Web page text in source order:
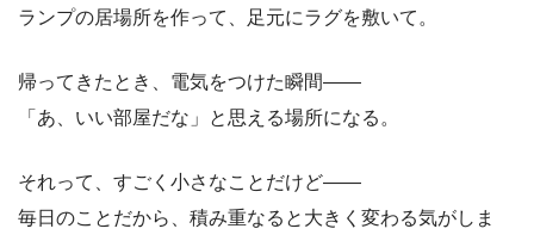
ランプの居場所を作って、足元にラグを敷いて。
帰ってきたとき、電気をつけた瞬間——
「あ、いい部屋だな」と思える場所になる。
それって、すごく小さなことだけど——
毎日のことだから、積み重なると大きく変わる気がしま